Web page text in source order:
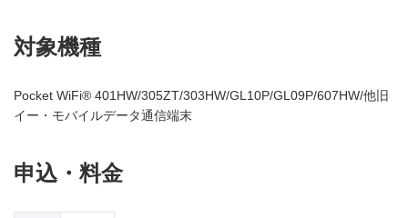
対象機種
Pocket WiFi® 401HW/305ZT/303HW/GL10P/GL09P/607HW/他旧
イー・モバイルデータ通信端末
申込・料金